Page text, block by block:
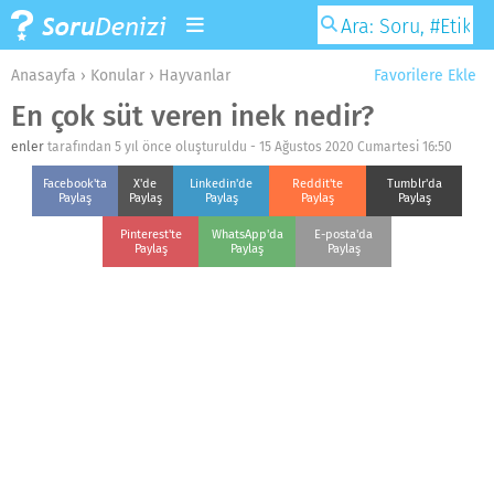
Favorilere Ekle
Anasayfa › Konular › Hayvanlar
En çok süt veren inek nedir?
enler tarafından 5 yıl önce oluşturuldu - 15 Ağustos 2020 Cumartesi 16:50
Facebook'ta
Paylaş
X'de
Paylaş
Linkedin'de
Paylaş
Reddit'te
Paylaş
Tumblr'da
Paylaş
Pinterest'te
Paylaş
WhatsApp'da
Paylaş
E-posta'da
Paylaş